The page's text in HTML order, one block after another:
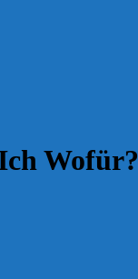
Wofür?